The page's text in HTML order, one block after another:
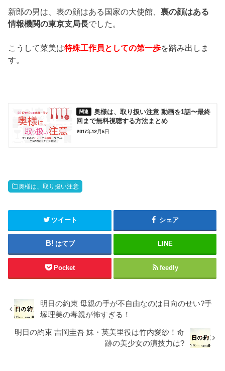
新郎の男は、表の顔はある国家の大使館、裏の顔はある
情報機関の東京支局長でした。
こうして菜美は特殊工作員としての第一歩を踏み出しま
す。
奥様は、取り扱い注意 動画を1話〜最終
回まで無料視聴する方法まとめ
2017年12月6日
奥様は、取り扱い注意
ツイート シェア
はてブ LINE
Pocket feedly
明日の約束 母親の手が不自由なのは日向のせい?手
塚理美の毒親が怖すぎる！
明日の約束 吉岡圭吾 妹・英美里役は竹内愛紗！奇
跡の美少女の演技力は?